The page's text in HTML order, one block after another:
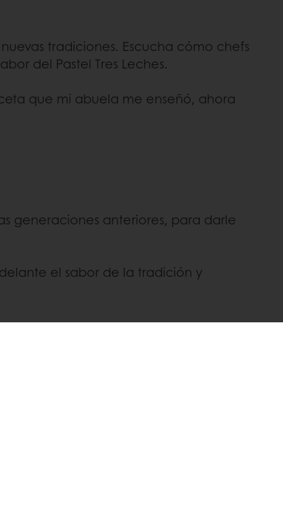
tradiciones. Escucha cómo chefs
del Pastel Tres Leches.
que mi abuela me enseñó, ahora
generaciones anteriores, para darle
el sabor de la tradición y